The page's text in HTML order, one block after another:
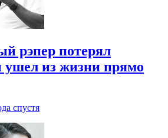
рэпер потерял
ушел из жизни прямо
спустя